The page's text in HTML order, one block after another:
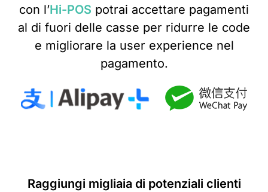
con l’Hi-POS potrai accettare pagamenti
al di fuori delle casse per ridurre le code
e migliorare la user experience nel
pagamento.
Raggiungi migliaiadi potenziali clienti